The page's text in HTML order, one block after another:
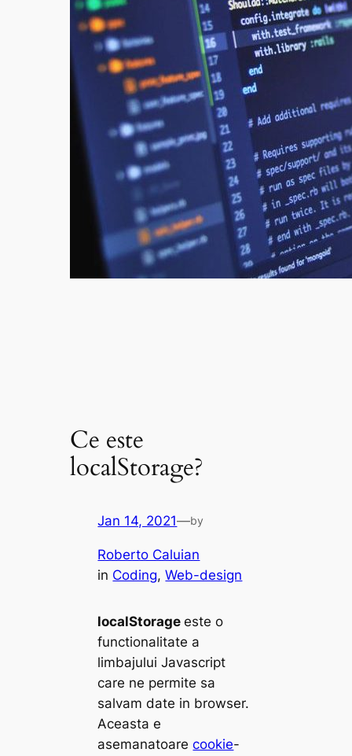
Ce este
localStorage?
Jan 14, 2021—by
Roberto Caluian
in Coding, Web-design
localStorageeste o
functionalitate a
limbajului Javascript
care ne permite sa
salvam date in browser.
Aceasta e
asemanatoarecookie-